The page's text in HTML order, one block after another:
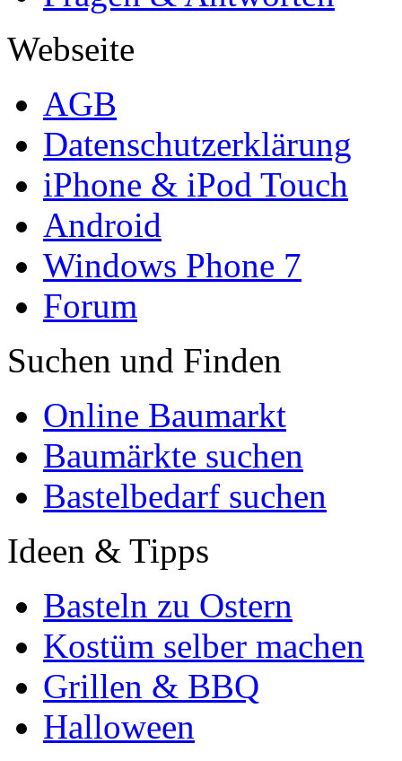
Webseite
AGB
Datenschutzerklärung
iPhone & iPod Touch
Android
Windows Phone 7
Forum
Suchen und Finden
Online Baumarkt
Baumärkte suchen
Bastelbedarf suchen
Ideen & Tipps
Basteln zu Ostern
Kostüm selber machen
Grillen & BBQ
Halloween